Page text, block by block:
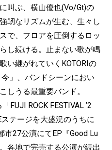
叫ぶ、横山優也(Vo/Gt)の
靭なリズムが生む、生々し
で、フロアを圧倒するロッ
し続ける。止まない歌が鳴
い継がれていくKOTORIの
」、バンドシーンにおい
しうる最重要バンド。
FUJI ROCK FESTIVAL ’2
ステージを大盛況のうちに
27公演にてEP『Good Lu
各地で完売する公演が続出